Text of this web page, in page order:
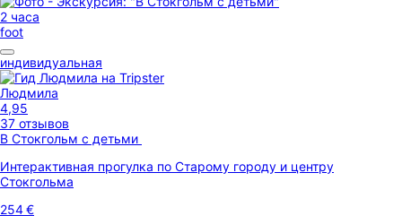
2 часа
foot
индивидуальная
Людмила
4,95
37 отзывов
В Стокгольм с детьми
Интерактивная прогулка по Старому городу и центру
Стокгольма
254 €